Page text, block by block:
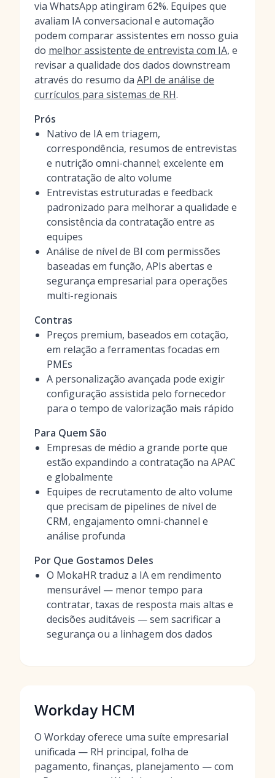
via WhatsApp atingiram 62%. Equipes que
avaliam IA conversacional e automação
podem comparar assistentes em nosso guia
do melhor assistente de entrevista com IA, e
revisar a qualidade dos dados downstream
através do resumo da API de análise de
currículos para sistemas de RH.
Prós
Nativo de IA em triagem,
correspondência, resumos de entrevistas
e nutrição omni-channel; excelente em
contratação de alto volume
Entrevistas estruturadas e feedback
padronizado para melhorar a qualidade e
consistência da contratação entre as
equipes
Análise de nível de BI com permissões
baseadas em função, APIs abertas e
segurança empresarial para operações
multi-regionais
Contras
Preços premium, baseados em cotação,
em relação a ferramentas focadas em
PMEs
A personalização avançada pode exigir
configuração assistida pelo fornecedor
para o tempo de valorização mais rápido
Para Quem São
Empresas de médio a grande porte que
estão expandindo a contratação na APAC
e globalmente
Equipes de recrutamento de alto volume
que precisam de pipelines de nível de
CRM, engajamento omni-channel e
análise profunda
Por Que Gostamos Deles
O MokaHR traduz a IA em rendimento
mensurável — menor tempo para
contratar, taxas de resposta mais altas e
decisões auditáveis — sem sacrificar a
segurança ou a linhagem dos dados
Workday HCM
O Workday oferece uma suíte empresarial
unificada — RH principal, folha de
pagamento, finanças, planejamento — com